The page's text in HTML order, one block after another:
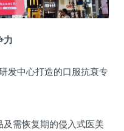
力
发中心打造的口服抗衰专
需恢复期的侵入式医美